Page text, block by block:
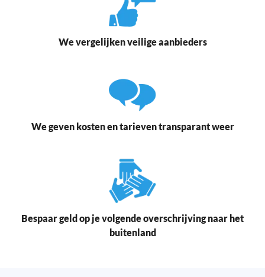
We vergelijken veilige aanbieders
We geven kosten en tarieven transparant weer
Bespaar geld op je volgende overschrijving naar het
buitenland